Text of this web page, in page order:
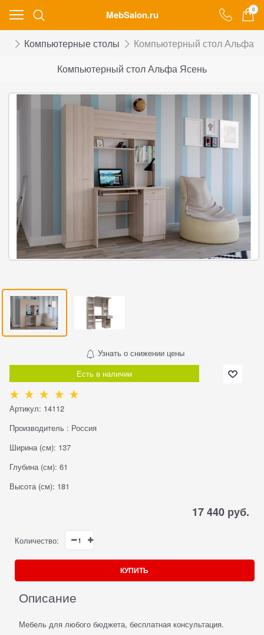
MebSalon.ru 0
Компьютерные столы
Компьютерный стол Альфа
Компьютерный стол Альфа Ясень
Узнать о снижении цены
Есть в наличии
Артикул: 14112
Производитель : Россия
Ширина (см): 137
Глубина (см): 61
Высота (см): 181
17 440 руб.
Количество:
КУПИТЬ
Описание
Мебель для любого бюджета, бесплатная консультация.